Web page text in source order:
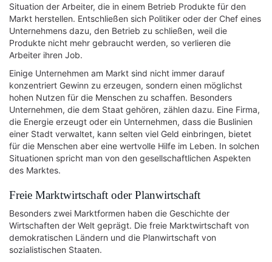
Situation der Arbeiter, die in einem Betrieb Produkte für den
Markt herstellen. Entschließen sich Politiker oder der Chef eines
Unternehmens dazu, den Betrieb zu schließen, weil die
Produkte nicht mehr gebraucht werden, so verlieren die
Arbeiter ihren Job.
Einige Unternehmen am Markt sind nicht immer darauf
konzentriert Gewinn zu erzeugen, sondern einen möglichst
hohen Nutzen für die Menschen zu schaffen. Besonders
Unternehmen, die dem Staat gehören, zählen dazu. Eine Firma,
die Energie erzeugt oder ein Unternehmen, dass die Buslinien
einer Stadt verwaltet, kann selten viel Geld einbringen, bietet
für die Menschen aber eine wertvolle Hilfe im Leben. In solchen
Situationen spricht man von den gesellschaftlichen Aspekten
des Marktes.
Freie Marktwirtschaft oder Planwirtschaft
Besonders zwei Marktformen haben die Geschichte der
Wirtschaften der Welt geprägt. Die freie Marktwirtschaft von
demokratischen Ländern und die Planwirtschaft von
sozialistischen Staaten.